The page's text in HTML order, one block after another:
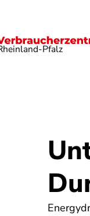
Pfalz
Finanzen &